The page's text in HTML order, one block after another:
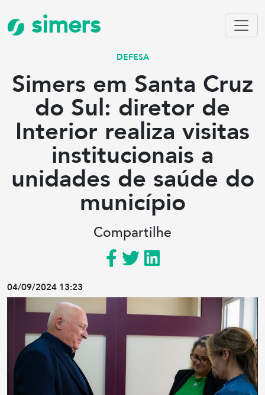
simers
DEFESA
Simers em Santa Cruz
do Sul: diretor de
Interior realiza visitas
institucionais a
unidades de saúde do
município
Compartilhe
04/09/2024 13:23